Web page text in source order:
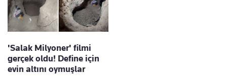
'Salak Milyoner' filmi
gerçek oldu! Define için
evin altını oymuşlar